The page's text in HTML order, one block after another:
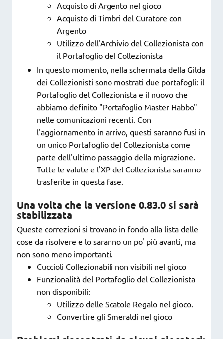
Acquisto di Argento nel gioco
Acquisto di Timbri del Curatore con
Argento
Utilizzo dell'Archivio del Collezionista con
il Portafoglio del Collezionista
In questo momento, nella schermata della Gilda
dei Collezionisti sono mostrati due portafogli: il
Portafoglio del Collezionista e il nuovo che
abbiamo definito "Portafoglio Master Habbo"
nelle comunicazioni recenti. Con
l'aggiornamento in arrivo, questi saranno fusi in
un unico Portafoglio del Collezionista come
parte dell'ultimo passaggio della migrazione.
Tutte le valute e l'XP del Collezionista saranno
trasferite in questa fase.
Una volta che la versione 0.83.0 si sarà
stabilizzata
Queste correzioni si trovano in fondo alla lista delle
cose da risolvere e lo saranno un po' più avanti, ma
non sono meno importanti.
Cuccioli Collezionabili non visibili nel gioco
Funzionalità del Portafoglio del Collezionista
non disponibili:
Utilizzo delle Scatole Regalo nel gioco.
Convertire gli Smeraldi nel gioco